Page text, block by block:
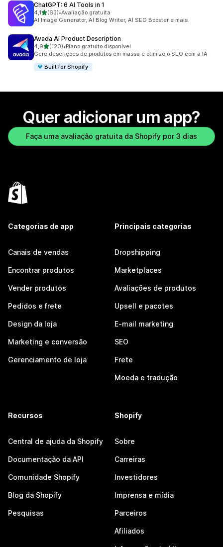
ChatGPT: 6 AI Tools in 1
4,1de 5 estrelas
(63)
63 avaliações ao todo
•Avaliação gratuita
AI Image Generator, AI Blog Writer, AI SEO Booster e mais.
Avada AI Product Description
4,9de 5 estrelas
(120)
120 avaliações ao todo
•Plano gratuito disponível
Gere descrições de produtos em massa e otimize o SEO com a IA
Built for Shopify
Quer adicionar um app?
Faça uma avaliação gratuita da Shopify por 3 dias
Categorias de app
Canais de vendas
Encontrar produtos
Vender produtos
Pedidos e frete
Design da loja
Marketing e conversão
Gerenciamento de loja
Principais categorias
Dropshipping
Marketplaces
Avaliações de produtos
Upsell e pacotes
E-mail marketing
SEO
Frete
Moeda e tradução
Recursos
Central de ajuda da Shopify
Documentação da API
Comunidade Shopify
Blog da Shopify
Pesquisas
Shopify
Sobre
Carreiras
Investidores
Imprensa e mídia
Parceiros
Afiliados